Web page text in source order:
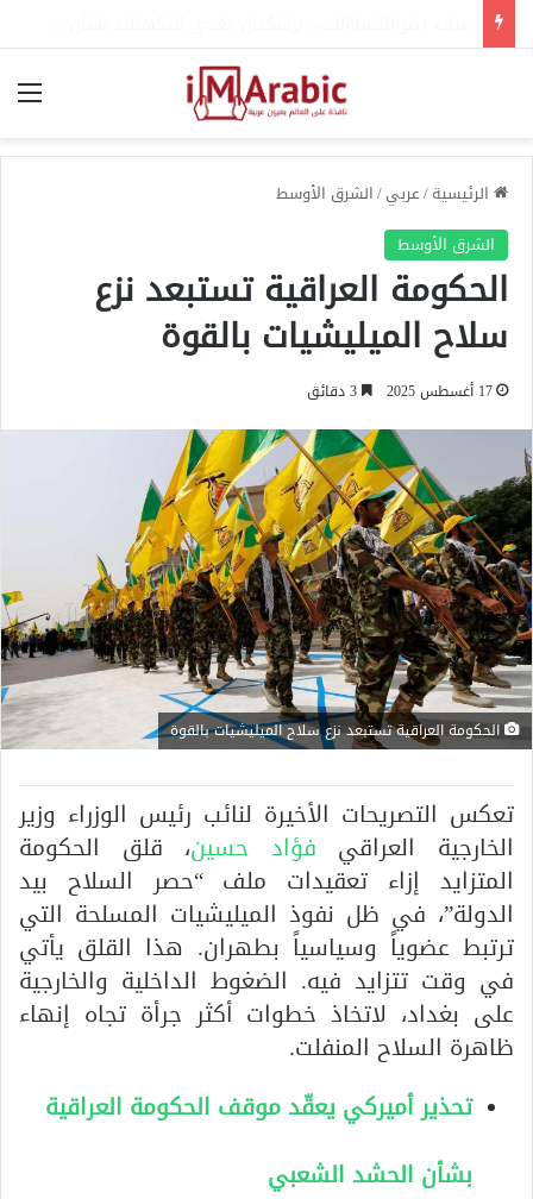
الرئيسية/عربي/الشرق الأوسط
الشرق الأوسط
الحكومة العراقية تستبعد نزع
سلاح الميليشيات بالقوة
17 أغسطس 2025
الحكومة العراقية تستبعد نزع سلاح الميليشيات بالقوة
تعكس التصريحات الأخيرة لنائب رئيس الوزراء وزير
الخارجية العراقي فؤاد حسين، قلق الحكومة
المتزايد إزاء تعقيدات ملف “حصر السلاح بيد
الدولة”، في ظل نفوذ الميليشيات المسلحة التي
ترتبط عضوياً وسياسياً بطهران. هذا القلق يأتي
في وقت تتزايد فيه. الضغوط الداخلية والخارجية
على بغداد، لاتخاذ خطوات أكثر جرأة تجاه إنهاء
ظاهرة السلاح المنفلت.
تحذير أميركي يعقّد موقف الحكومة العراقية
بشأن الحشد الشعبي